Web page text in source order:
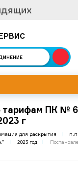
тарифам ПК №
г
для раскрытия |
| 2023 год |